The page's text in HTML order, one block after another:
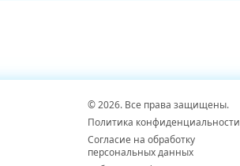
© 2026. Все права защищены.
Политика конфиденциальности
Согласие на обработку
персональных данных